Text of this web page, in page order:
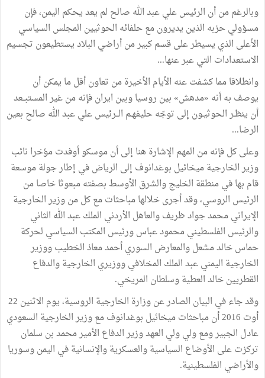
وبالرغممنأن الرئيسعليعبدالله صالح لم يعديحكم اليمن،فإن
مسؤوليحزبه الذين يديرونمعحلفائه الحوثيين المجلس السياسي
الأعلى الذي يسيطرعلىقسمكبيرمنأراضي البلاديستطيعون تجسيم
الاستعدادات التيعبرعنها...
وانطلاقامماكشفتعنه الأيام الأخيرةمن تعاونأقلما يمكنأن
يوصف بهأنه «مدهش» بين روسياوبين ايرانفإنهمنغيرالمستبــعد
أن ينظـرالحوثيـون إلى توجّهحليفهـم الــرئيسعليعبدالله صالح بعين
الرضا...
وعلىكلفإنهمن المهم الإشارة هنا إلىأنموسكوأوفدتمؤخرا نائب
وزيرالخارجيةميخائيل بوغدانوف إلى الرياضفي إطارجولةموسعة
قام بهافيمنطقة الخليجوالشرق الأوسط بصفتهمبعوثاخاصامن
الرئيس الروسي،وقدأجرىخلالهامباحثاتمعكلمنوزيرالخارجية
الإيرانيمحمدجوادظريفوالعاهل الأردني الملكعبدالله الثاني
والرئيس الفلسطينيمحمودعباسورئيس المكتب السياسي لحركة
حماسخالدمشعلوالمعارض السوريأحمدمعاذالخطيبووزير
الخارجية اليمنيعبدالملك المخلافيووزيري الخارجيةوالدفاع
القطريينخالدالعطيةوسلطان المريخي.
وقدجاءفي البيان الصادرعنوزارة الخارجية الروسية،يوم الاثنين 22
أوت 2016أنمباحثاتميخائيل بوغدانوفمعوزيرالخارجية السعودي
عادل الجبيرومعوليولي العهدوزيرالدفاع الأميرمحمدبن سلمان
تركزتعلى الأوضاع السياسيةوالعسكريةوالإنسانيةفي اليمنوسوريا
والأراضي الفلسطينية.